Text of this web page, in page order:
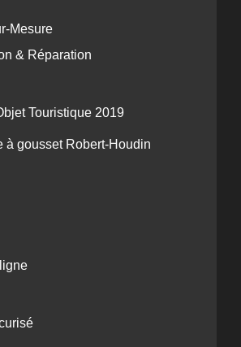
Mesure
& Réparation
Touristique 2019
à gousset Robert-Houdin